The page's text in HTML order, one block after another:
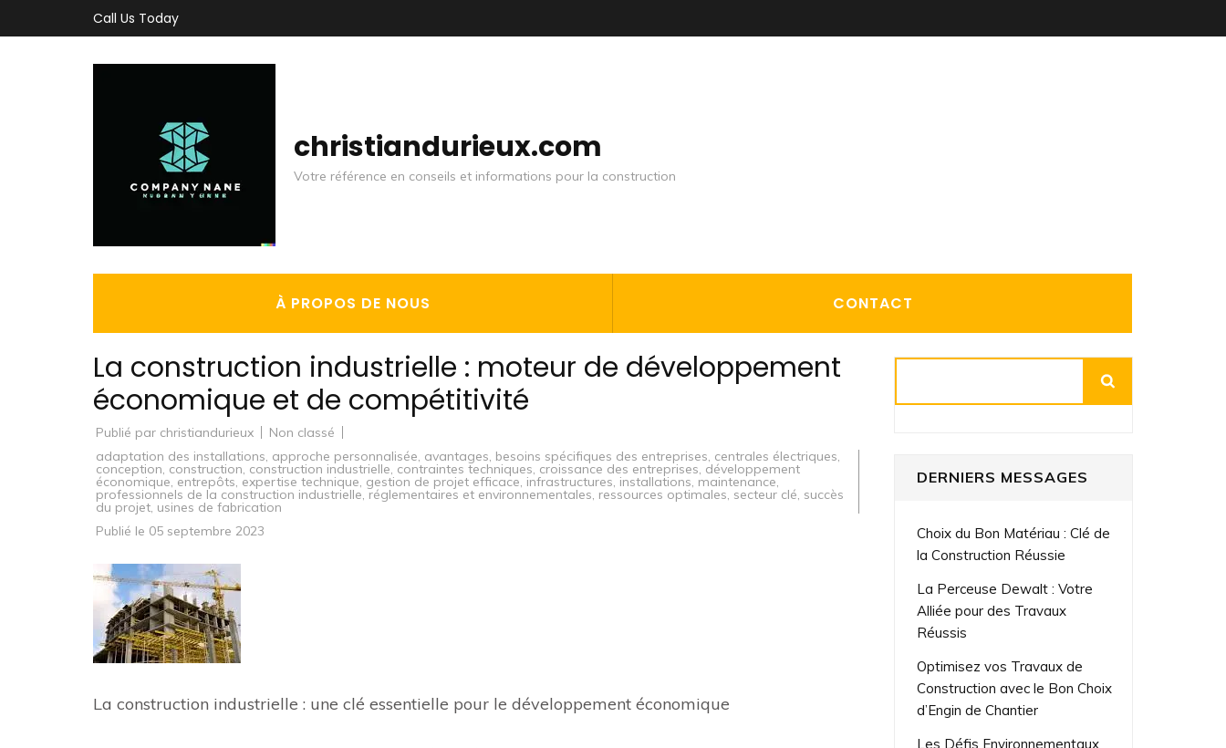
au
Call Us Today
christiandurieux.com
Votre référence en conseils et informations pour la construction
À PROPOS DE NOUS CONTACT
La construction industrielle : moteur de développement
économique et de compétitivité
Publié par christiandurieux
Non classé
adaptation des installations, approche personnalisée, avantages, besoins spécifiques des entreprises, centrales électriques,
conception, construction, construction industrielle, contraintes techniques, croissance des entreprises, développement
économique, entrepôts, expertise technique, gestion de projet efficace, infrastructures, installations, maintenance,
professionnels de la construction industrielle,réglementaires et environnementales, ressources optimales, secteur clé, succès
du projet, usines de fabrication
Publié le 05 septembre 2023
La construction industrielle : une clé essentielle pour le développement économique
DERNIERS MESSAGES
Choix du Bon Matériau : Clé de
la Construction Réussie
La Perceuse Dewalt : Votre
Alliée pour des Travaux
Réussis
Optimisez vos Travaux de
Construction avec le Bon Choix
d’Engin de Chantier
Les Défis Environnementaux